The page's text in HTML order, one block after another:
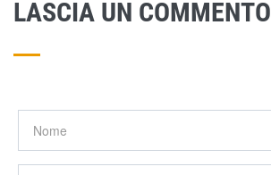
LASCIA UN COMMENTO